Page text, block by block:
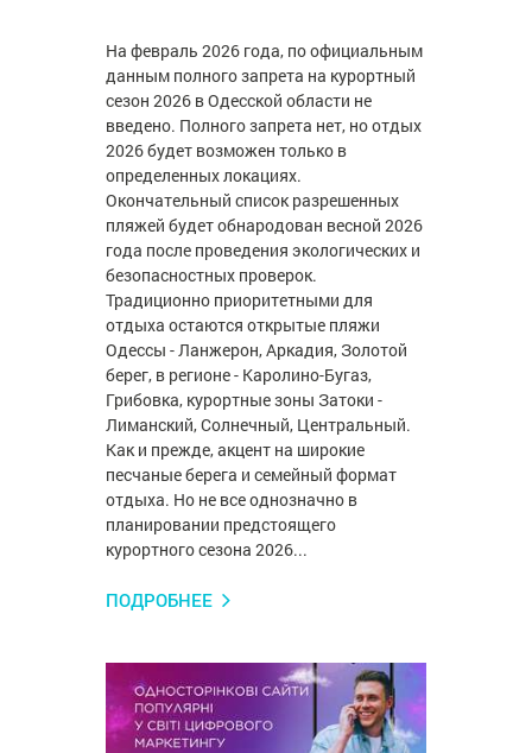
На февраль 2026 года, по официальным
данным полного запрета на курортный
сезон 2026 в Одесской области не
введено. Полного запрета нет, но отдых
2026 будет возможен только в
определенных локациях.
Окончательный список разрешенных
пляжей будет обнародован весной 2026
года после проведения экологических и
безопасностных проверок.
Традиционно приоритетными для
отдыха остаются открытые пляжи
Одессы - Ланжерон, Аркадия, Золотой
берег, в регионе - Каролино-Бугаз,
Грибовка, курортные зоны Затоки -
Лиманский, Солнечный, Центральный.
Как и прежде, акцент на широкие
песчаные берега и семейный формат
отдыха. Но не все однозначно в
планировании предстоящего
курортного сезона 2026...
ПОДРОБНЕЕ